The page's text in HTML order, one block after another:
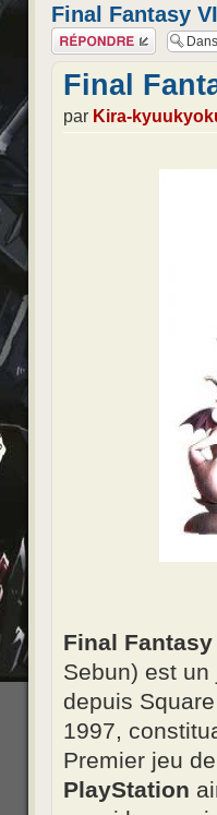
Final Fantasy
Répondre
Final
par Kira-
Final Fantasy
Sebun) est
depuis
1997,
Premier jeu
PlayStation